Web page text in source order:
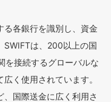
る各銀行を識別し、資金
SWIFTは、200以上の国
を接続するグローバルな
く使用されています。
国際送金に広く利用さ